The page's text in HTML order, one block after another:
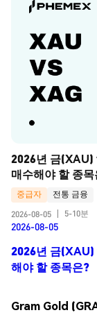
2026년 금(XAU)
매수해야 할 종목
중급자
전통 금융
2026-08-05
5-10분
2026-08-05
2026년 금(XAU)
해야 할 종목은?
Gram Gold